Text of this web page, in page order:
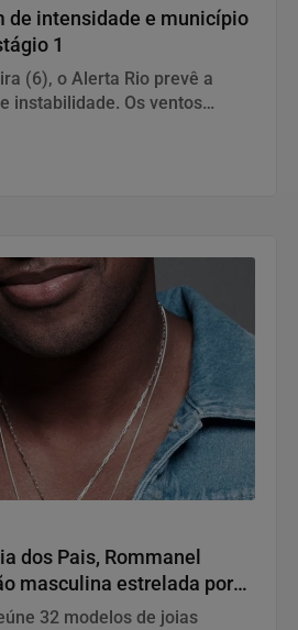
de intensidade e município
1
(6), o Alerta Rio prevê a
instabilidade. Os ventos
fortes.
dos Pais, Rommanel
masculina estrelada por
32 modelos de joias